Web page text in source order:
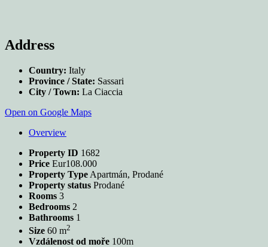
Address
Country: Italy
Province / State: Sassari
City / Town: La Ciaccia
Open on Google Maps
Overview
Property ID 1682
Price Eur108.000
Property Type Apartmán, Prodané
Property status Prodané
Rooms 3
Bedrooms 2
Bathrooms 1
Size 60 m2
Vzdálenost od moře 100m